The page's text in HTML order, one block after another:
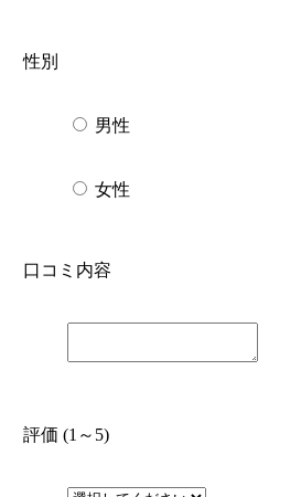
性別
男性
女性
口コミ内容
評価 (1～5)